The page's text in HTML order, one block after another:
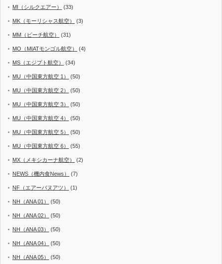
MI（シルクエアー） (33)
MK（モーリシャス航空） (3)
MM（ピーチ航空） (31)
MO（MIATモンゴル航空） (4)
MS（エジプト航空） (34)
MU（中国東方航空 1） (50)
MU（中国東方航空 2） (50)
MU（中国東方航空 3） (50)
MU（中国東方航空 4） (50)
MU（中国東方航空 5） (50)
MU（中国東方航空 6） (55)
MX（メキシカーナ航空） (2)
NEWS（機内食News） (7)
NF（エアーバヌアツ） (1)
NH（ANA 01） (50)
NH（ANA 02） (50)
NH（ANA 03） (50)
NH（ANA 04） (50)
NH（ANA 05） (50)